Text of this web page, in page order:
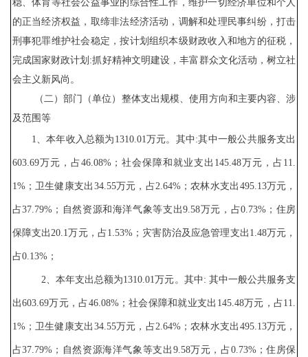
稳、体育等社会公益事业的综合性工作，维护一切经济单位和个人
的正当经济权益，取缔非法经济活动，调解和处理民事纠纷，打击
刑事犯罪维护社会稳定，按计划组织本级财政收入和地方的征税，
完成国家财政计划:抓好精神文明建设，丰富群众文化活动，树立社
会主义新风尚。
（二）部门（单位）整体支出规模、使用方向和主要内容、涉
及范围等
1、本年收入总额为 1310.01万元。其中 :其中一般公共服务支出
603.69万元，占46.08%；社会保障和就业支出 145.48万元，占 11.
1%；卫生健康支出 34.55万元，占2.64%；农林水支出 495.13万元，
占37.79%；自然资源和海洋气象等支出9.58万元，占0.73%；住房
保障支出20.1万元，占1.53%；灾害防治及应急管理支出 1.48万元，
占0.13%；
2、本年支出总额为1310.01万元。其中 : 其中一般公共服务支
出603.69万元，占46.08%；社会保障和就业支出 145.48万元，占11.
1%；卫生健康支出 34.55万元，占2.64%；农林水支出 495.13万元，
占37.79%；自然资源海洋气象等支出 9.58万元，占0.73%；住房保